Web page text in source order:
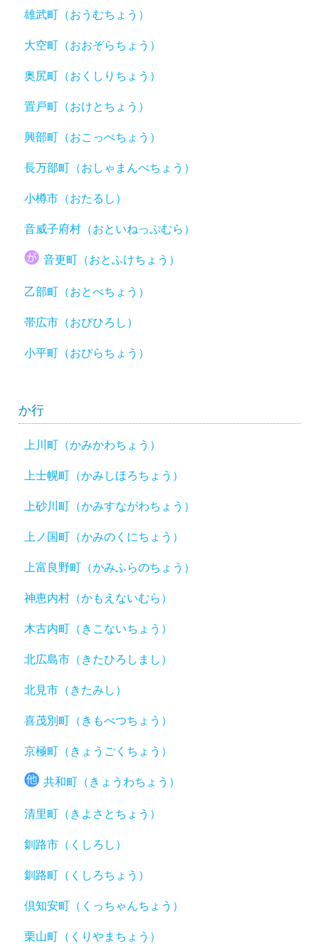
雄武町（おうむちょう）
大空町（おおぞらちょう）
奥尻町（おくしりちょう）
置戸町（おけとちょう）
興部町（おこっぺちょう）
長万部町（おしゃまんべちょう）
小樽市（おたるし）
音威子府村（おといねっぷむら）
音更町（おとふけちょう）
乙部町（おとべちょう）
帯広市（おびひろし）
小平町（おびらちょう）
か行
上川町（かみかわちょう）
上士幌町（かみしほろちょう）
上砂川町（かみすながわちょう）
上ノ国町（かみのくにちょう）
上富良野町（かみふらのちょう）
神恵内村（かもえないむら）
木古内町（きこないちょう）
北広島市（きたひろしまし）
北見市（きたみし）
喜茂別町（きもべつちょう）
京極町（きょうごくちょう）
共和町（きょうわちょう）
清里町（きよさとちょう）
釧路市（くしろし）
釧路町（くしろちょう）
倶知安町（くっちゃんちょう）
栗山町（くりやまちょう）